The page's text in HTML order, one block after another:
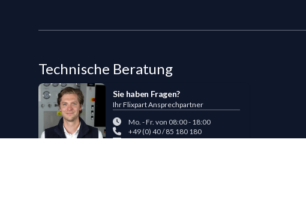
Technische Beratung
Sie haben Fragen?
Ihr Flixpart Ansprechpartner
Mo. - Fr. von 08:00 - 18:00
+49 (0) 40 / 85 180 180
sales@flixpart.de